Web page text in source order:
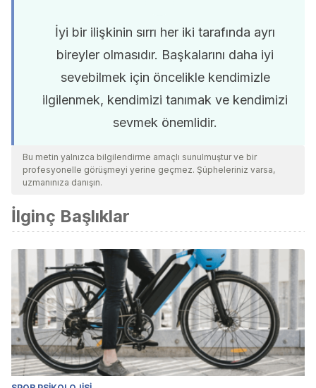
İyi bir ilişkinin sırrı her iki tarafında ayrı
bireyler olmasıdır. Başkalarını daha iyi
sevebilmek için öncelikle kendimizle
ilgilenmek, kendimizi tanımak ve kendimizi
sevmek önemlidir.
Bu metin yalnızca bilgilendirme amaçlı sunulmuştur ve bir
profesyonelle görüşmeyi yerine geçmez. Şüpheleriniz varsa,
uzmanınıza danışın.
İlginç Başlıklar